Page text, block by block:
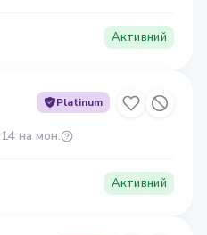
Активний
Platinum
на мон.
Активний